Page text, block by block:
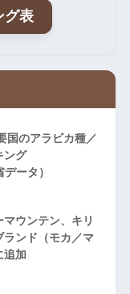
グ表
国のアラビカ種／
ング
ータ）
ウンテン、キリ
ンド（モカ／マ
追加